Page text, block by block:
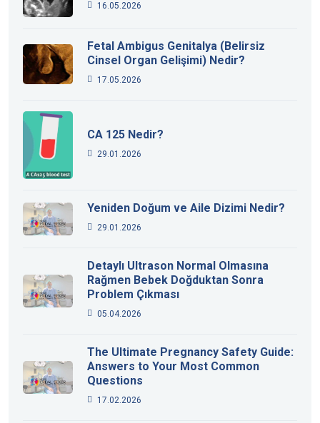
16.05.2026
Fetal Ambigus Genitalya (Belirsiz
Cinsel Organ Gelişimi) Nedir?
17.05.2026
CA 125 Nedir?
29.01.2026
Yeniden Doğum ve Aile Dizimi Nedir?
29.01.2026
Detaylı Ultrason Normal Olmasına
Rağmen Bebek Doğduktan Sonra
Problem Çıkması
05.04.2026
The Ultimate Pregnancy Safety Guide:
Answers to Your Most Common
Questions
17.02.2026